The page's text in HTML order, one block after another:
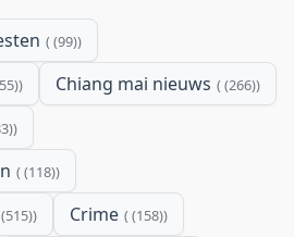
(99)
Chiang mai nieuws (266)
(118)
(515) Crime (158)